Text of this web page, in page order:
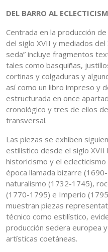
DEL BARRO AL
Centrada en la producción
del siglo XVII y mediados
seda” incluye fragmentos
tales como basquiñas,
cortinas y colgaduras y
así como un libro impreso y
estructurada en once
cronológico y tres de ellos
transversal.
Las piezas se exhiben
estilístico desde el siglo
historicismo y el
época llamada bizarre
naturalismo (1732-1745),
(1770-1795) e Imperio
muestran piezas
técnico como estilístico,
producción sedera europea
artísticas coetáneas.